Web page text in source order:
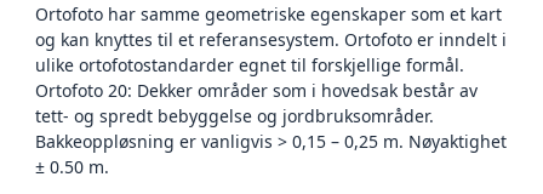
Ortofoto har samme geometriske egenskaper som et kart
og kan knyttes til et referansesystem. Ortofoto er inndelt i
ulike ortofotostandarder egnet til forskjellige formål.
Ortofoto 20: Dekker områder som i hovedsak består av
tett- og spredt bebyggelse og jordbruksområder.
Bakkeoppløsning er vanligvis > 0,15 – 0,25 m. Nøyaktighet
± 0.50 m.